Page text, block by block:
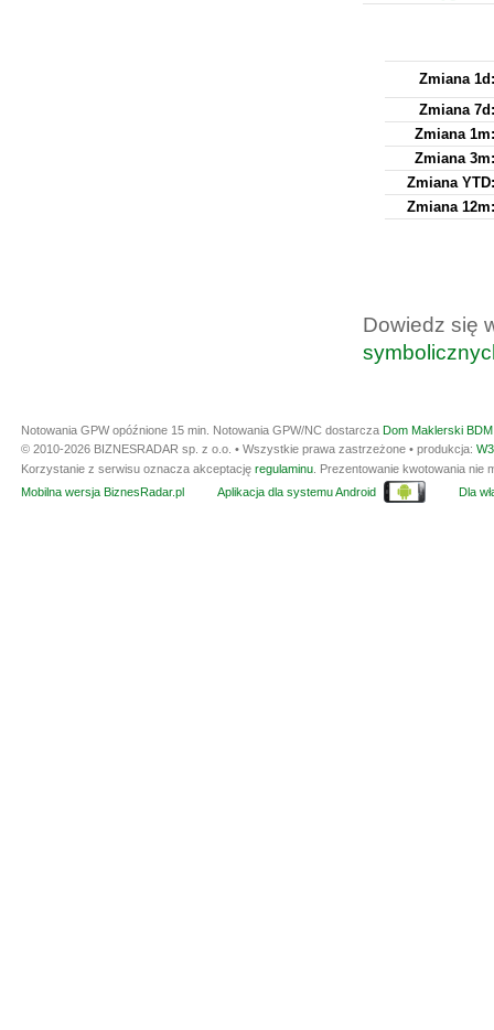
Zmiana 1d:
Zmiana 7d:
Zmiana 1m:
Zmiana 3m:
Zmiana YTD:
Zmiana 12m:
Dowiedz się
Notowania GPW opóźnione 15 min. Notowania GPW/NC dostarcza Dom Maklerski
© 2010-2026 BIZNESRADAR sp. z o.o. • Wszystkie prawa zastrzeżone • produkcja:
Korzystanie z serwisu oznacza akceptację regulaminu . Prezentowanie kwotowania
Mobilna wersja BiznesRadar.pl
Aplikacja dla systemu Android Dla